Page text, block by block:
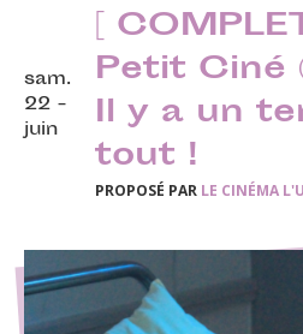
sam.
22 -
juin
[
Petit Ciné
Il y a un
tout !
PROPOSÉ PAR LE CINÉMA